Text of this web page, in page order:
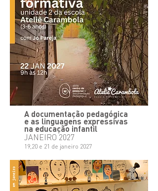
A documentação pedagógica
e as linguagens expressivas
na educação infantil
JANEIRO 2027
19,20 e 21 de janeiro 2027